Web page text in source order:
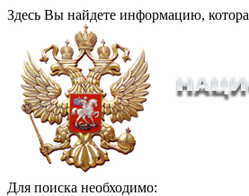
Здесь Вы найдете информацию,
Для поиска необходимо: